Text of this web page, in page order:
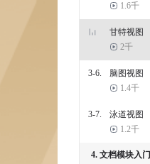
1.6千
甘特视图
2千
3-6.
脑图视图
1.4千
3-7.
泳道视图
1.2千
4. 文档模块入门